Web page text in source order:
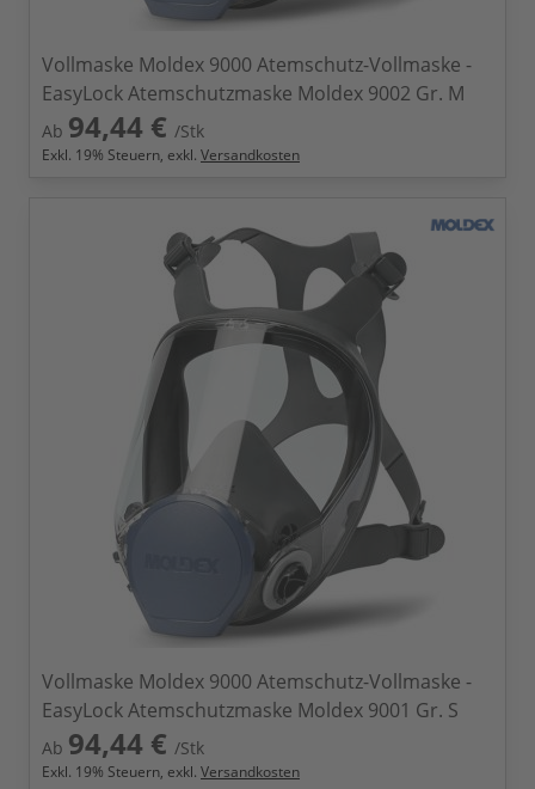
Vollmaske Moldex 9000 Atemschutz-Vollmaske -
EasyLock Atemschutzmaske Moldex 9002 Gr. M
Ab 94,44 € /Stk
Exkl. 19% Steuern, exkl. Versandkosten
Vollmaske Moldex 9000 Atemschutz-Vollmaske -
EasyLock Atemschutzmaske Moldex 9001 Gr. S
Ab 94,44 € /Stk
Exkl. 19% Steuern, exkl. Versandkosten